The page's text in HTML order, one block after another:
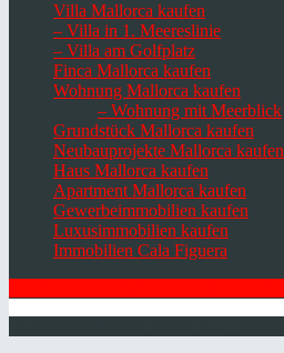
Villa Mallorca kaufen
– Villa in 1. Meereslinie
– Villa am Golfplatz
Finca Mallorca kaufen
Wohnung Mallorca kaufen
– Wohnung mit Meerblick
Grundstück Mallorca kaufen
Neubauprojekte Mallorca kaufen
Haus Mallorca kaufen
Apartment Mallorca kaufen
Gewerbeimmobilien kaufen
Luxusimmobilien kaufen
Immobilien Cala Figuera